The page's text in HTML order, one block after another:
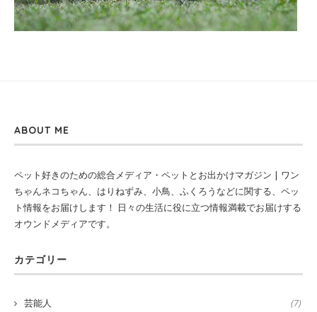
ABOUT ME
ペット好きのための総合メディア・ペットとお出かけマガジン | ワン
ちゃんネコちゃん、はりねずみ、小鳥、ふくろうなどに関する、ペッ
ト情報をお届けします！ 日々の生活に役に立つ情報満載でお届けする
オウンドメディアです。
カテゴリー
芸能人 (7)